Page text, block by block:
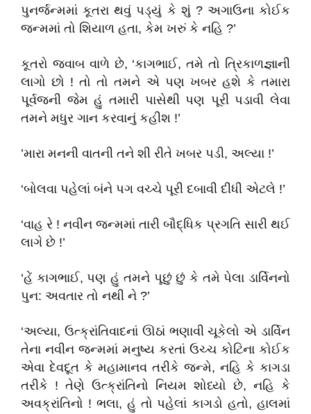
પુનર્જન્મમાં કૂતરા થવું પડ્યું કે શું ? અગાઉના કોઈક
જન્મમાં તો શિયાળ હતા, કેમ ખરું કે નહિ ?’
કૂતરો જવાબ વાળે છે, ‘કાગભાઈ,તમે તો ત્રિકાળજ્ઞાની
લાગો છો ! તો તો તમને એ પણ ખબર હશે કે તમારા
પૂર્વજની જેમ હું તમારી પાસેથી પણ પૂરી પડાવી લેવા
તમને મધુર ગાન કરવાનું કહીશ !’
’મારા મનની વાતની તને શી રીતે ખબર પડી, અલ્ય ા !’
‘બોલવા પહેલાં બંને પગ વચ્ચે પૂરી દબાવી દીધી એટલ ે !’
‘વાહ ર ે ! નવીન જન્મમાં તારી બૌદ્ધિક પ્રગતિ સારી થઈ
લાગે છે !’
‘હેં કાગભાઈ,પણ હું તમને પૂછું છું કે તમે પેલા ડાર્વિનનો
પુન: અવતાર તો નથી ન ?’
‘અલ્યા, ઉત્ક્રાંતિવાદનાં ઊઠાં ભણાવી ચૂકેલો એ ડાર્વિન
તેના નવીન જન્મમાં મનુષ્ય કરતાં ઉચ્ચ કોટિના કોઈક
એવા દેવદૂત કે મહામાનવ તરીકે જન્મે, નહિ કે કાગડા
તરીકે ! તેણે ઉત્ક્રાંતિનો નિયમ શોધ્યો છે, નહિ કે
અવક્રાંતિનો ! ભલા, હું તો પહેલાં કાગડો હતો, હાલમાં